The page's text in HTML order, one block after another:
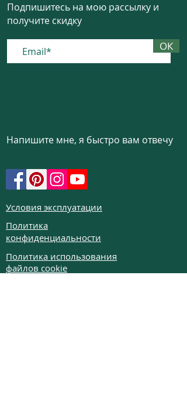
Подпишитесь на мою рассылку и
получите скидку
ОК
Напишите мне, я быстро вам отвечу
Условия эксплуатации
Политика
конфиденциальности
Политика использования
файлов cookie